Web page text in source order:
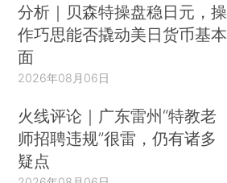
分析｜贝森特操盘稳日元，操
作巧思能否撬动美日货币基本
面
2026年08月06日
火线评论｜广东雷州“特教老
师招聘违规”很雷，仍有诸多
疑点